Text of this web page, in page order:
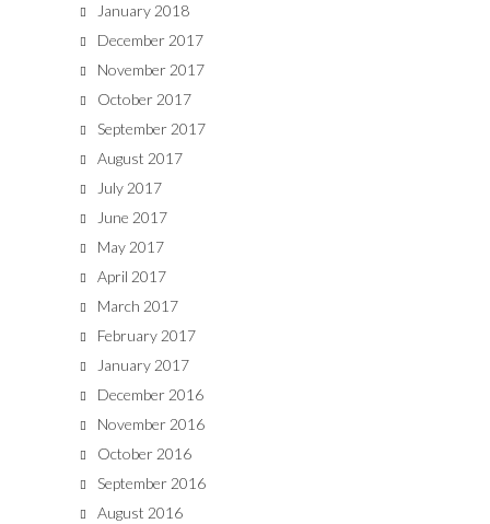
January 2018
December 2017
November 2017
October 2017
September 2017
August 2017
July 2017
June 2017
May 2017
April 2017
March 2017
February 2017
January 2017
December 2016
November 2016
October 2016
September 2016
August 2016